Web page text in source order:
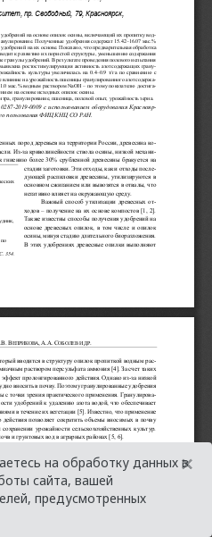
на обработку данных в
сайта, вашей
предусмотренных
×